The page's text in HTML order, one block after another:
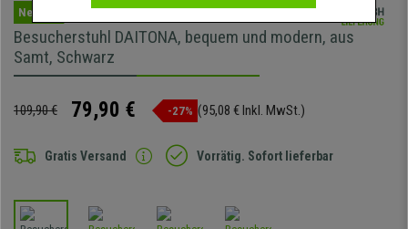
Neuheit
Besucherstuhl DAITONA, bequem und modern, aus
Samt, Schwarz
109,90 € 79,90 € -27% (95,08 € Inkl. MwSt.)
Gratis Versand Vorrätig. Sofort lieferbar